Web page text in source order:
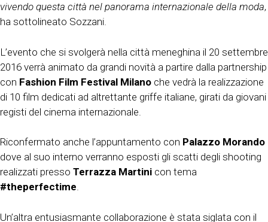
vivendo questa città nel panorama internazionale della moda,
ha sottolineato Sozzani.
L’evento che si svolgerà nella città meneghina il 20 settembre
2016 verrà animato da grandi novità a partire dalla partnership
con Fashion Film Festival Milano che vedrà la realizzazione
di 10 film dedicati ad altrettante griffe italiane, girati da giovani
registi del cinema internazionale.
Riconfermato anche l’appuntamento con Palazzo Morando
dove al suo interno verranno esposti gli scatti degli shooting
realizzati presso Terrazza Martini con tema
#theperfectime.
Un’altra entusiasmante collaborazione è stata siglata con il